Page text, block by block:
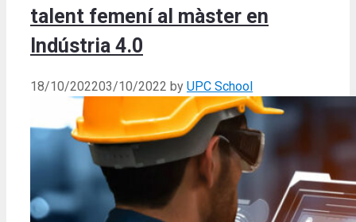
talent femení al màster en
Indústria 4.0
18/10/202203/10/2022 by UPC School